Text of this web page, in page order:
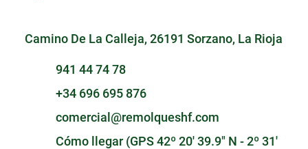
Camino De La Calleja, 26191 Sorzano, La Rioja
941 44 74 78
+34 696 695 876
comercial@remolqueshf.com
Cómo llegar (GPS 42º 20' 39.9" N - 2º 31'